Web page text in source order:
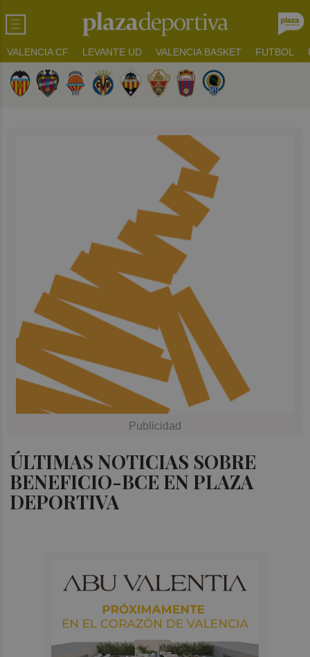
VALENCIA CF LEVANTE UD VALENCIA BASKET FUTBOL
ÚLTIMAS NOTICIAS SOBRE
BENEFICIO-BCE EN PLAZA
DEPORTIVA